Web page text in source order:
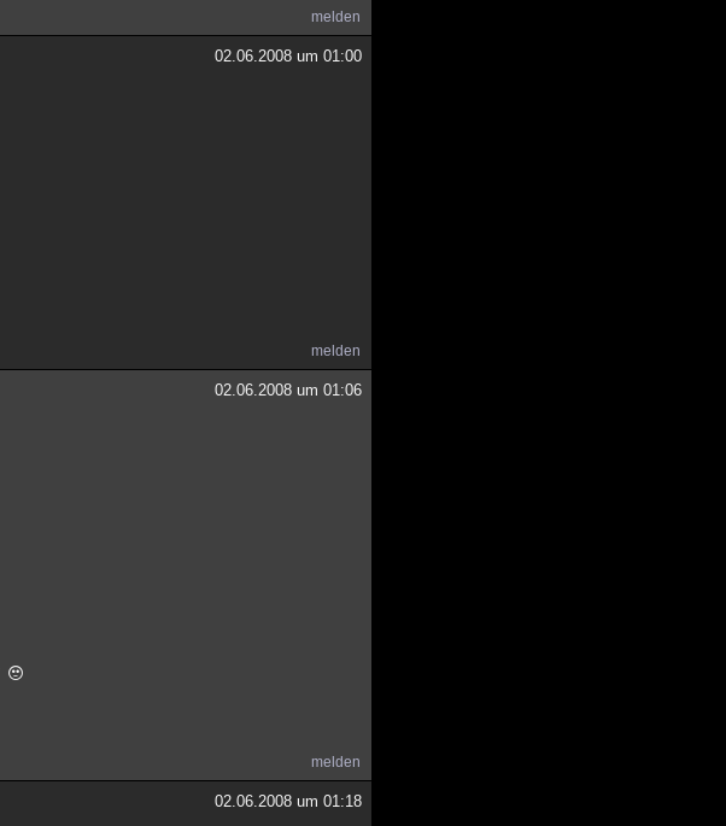
melden
02.06.2008 um 01:00
melden
02.06.2008 um 01:06
melden
02.06.2008 um 01:18